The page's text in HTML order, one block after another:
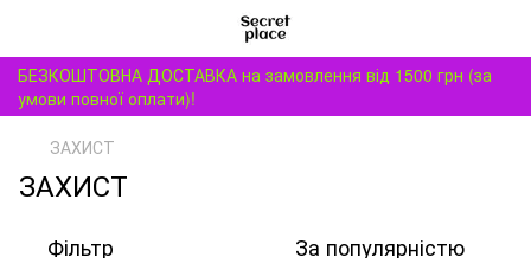
БЕЗКОШТОВНА ДОСТАВКА на замовлення від 1500 грн (за
умови повної оплати)!
ЗАХИСТ
ЗАХИСТ
Фільтр За популярністю